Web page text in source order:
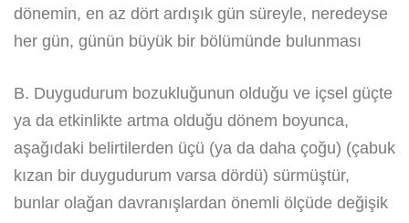
dönemin, en az dört ardışık gün süreyle, neredeyse
her gün, günün büyük bir bölümünde bulunması
B. Duygudurum bozukluğunun olduğu ve içsel güçte
ya da etkinlikte artma olduğu dönem boyunca,
aşağıdaki belirtilerden üçü (ya da daha çoğu) (çabuk
kızan bir duygudurum varsa dördü) sürmüştür,
bunlar olağan davranışlardan önemli ölçüde değişik